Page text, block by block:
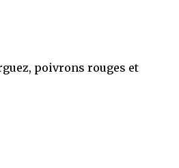
poivrons rouges et